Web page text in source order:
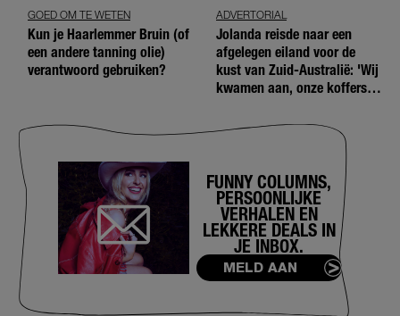
GOED OM TE WETEN
Kun je Haarlemmer Bruin (of
een andere tanning olie)
verantwoord gebruiken?
ADVERTORIAL
Jolanda reisde naar een
afgelegen eiland voor de
kust van Zuid-Australië: 'Wij
kwamen aan, onze koffers
FUNNY COLUMNS,
PERSOONLIJKE
VERHALEN EN
LEKKERE DEALS IN
JE INBOX.
MELD AAN